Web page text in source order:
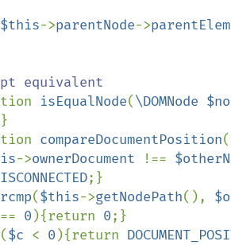
$this->parentNode->
equivalent
isEqualNode(\DOMNode
compareDocumentPosition(
->ownerDocument !==
;}
($this->getNodePath(),
0 ){return 0;}
$c < 0 ){return